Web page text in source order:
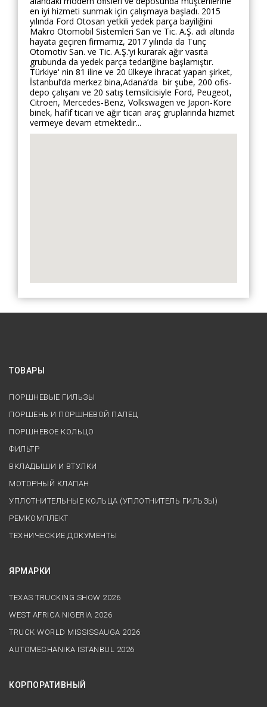
en iyi hizmeti sunmak için çalışmaya başladı. 2015
yılında Ford Otosan yetkili yedek parça bayiliğini
Makro Otomobil Sistemleri San ve Tic. A.Ş. adı altında
hayata geçiren firmamız, 2017 yılında da Tunç
Otomotiv San. ve Tic. A.Ş.’yi kurarak ağır vasıta
grubunda da yedek parça tedariğine başlamıştır.
Türkiye' nin 81 iline ve 20 ülkeye ihracat yapan şirket,
İstanbul’da merkez bina,Adana’da bir şube, 200 ofis-
depo çalışanı ve 20 satış temsilcisiyle Ford, Peugeot,
Citroen, Mercedes-Benz, Volkswagen ve Japon-Kore
binek, hafif ticari ve ağır ticari araç gruplarında hizmet
vermeye devam etmektedir...
ТОВАРЫ
ПОРШНЕВЫЕ ГИЛЬЗЫ
ПОРШЕНЬ И ПОРШНЕВОЙ ПАЛЕЦ
ПОРШНЕВОЕ КОЛЬЦО
ФИЛЬТР
ВКЛАДЫШИ И ВТУЛКИ
МОТОРНЫЙ КЛАПАН
УПЛОТНИТЕЛЬНЫЕ КОЛЬЦА (УПЛОТНИТЕЛЬ ГИЛЬЗЫ)
РЕМКОМПЛЕКТ
ТЕХНИЧЕСКИЕ ДОКУМЕНТЫ
ЯРМАРКИ
TEXAS TRUCKING SHOW 2026
WEST AFRICA NIGERIA 2026
TRUCK WORLD MISSISSAUGA 2026
AUTOMECHANIKA ISTANBUL 2026
КОРПОРАТИВНЫЙ